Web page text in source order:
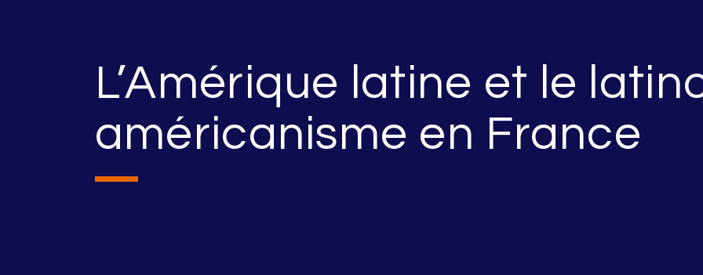
L’Amérique latine et le
américanisme en France